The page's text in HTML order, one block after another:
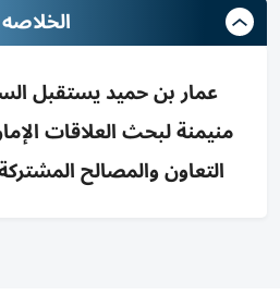
الخلاصه
عمار بن حميد يستقبل
منيمنة لبحث العلاقات
التعاون والمصالح